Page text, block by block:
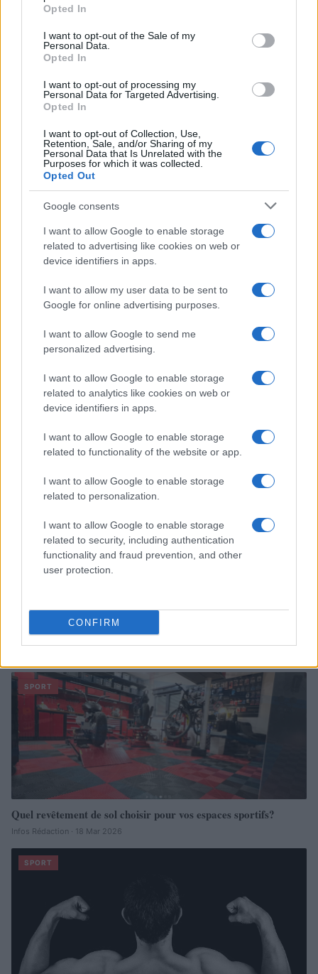
use your data for below specified purposes in below Google
consent section.
Opted In
I want to opt-out of the Sale of my
Personal Data.
Opted In
I want to opt-out of processing my
Personal Data for Targeted Advertising.
Opted In
I want to opt-out of Collection, Use,
Retention, Sale, and/or Sharing of my
Personal Data that Is Unrelated with the
Purposes for which it was collected.
Opted Out
Google consents
I want to allow Google to enable storage
related to advertising like cookies on web or
device identifiers in apps.
I want to allow my user data to be sent to
Google for online advertising purposes.
I want to allow Google to send me
personalized advertising.
I want to allow Google to enable storage
related to analytics like cookies on web or
device identifiers in apps.
I want to allow Google to enable storage
related to functionality of the website or app.
I want to allow Google to enable storage
related to personalization.
I want to allow Google to enable storage
related to security, including authentication
functionality and fraud prevention, and other
user protection.
CONFIRM
AUTEUR
Infos Rédaction
À lire aussi
SPORT
Quel revêtement de sol choisir pour vos espaces sportifs?
Infos Rédaction · 18 Mar 2026
SPORT